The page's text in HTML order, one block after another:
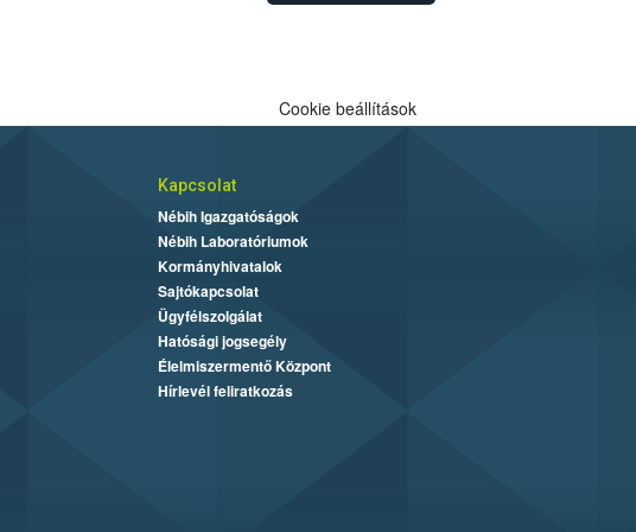
Cookie beállítások
Kapcsolat
Nébih Igazgatóságok
Nébih Laboratóriumok
Kormányhivatalok
Sajtókapcsolat
Ügyfélszolgálat
Hatósági jogsegély
Élelmiszermentő Központ
Hírlevél feliratkozás